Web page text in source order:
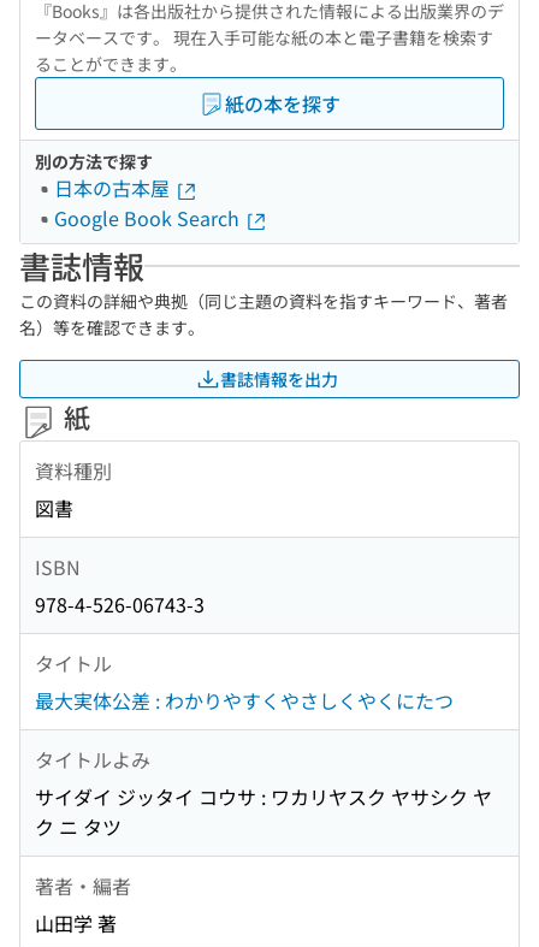
『Books』は各出版社から提供された情報による出版業界のデ
ータベースです。 現在入手可能な紙の本と電子書籍を検索す
ることができます。
紙の本を探す
別の方法で探す
日本の古本屋
Google Book Search
書誌情報
この資料の詳細や典拠（同じ主題の資料を指すキーワード、著者
名）等を確認できます。
書誌情報を出力
紙
資料種別
図書
ISBN
978-4-526-06743-3
タイトル
最大実体公差 : わかりやすくやさしくやくにたつ
タイトルよみ
サイダイ ジッタイ コウサ : ワカリヤスク ヤサシク ヤ
ク ニ タツ
著者・編者
山田学 著